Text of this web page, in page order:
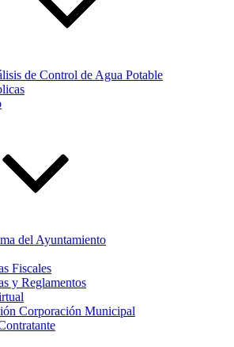
de Control de Agua Potable
del Ayuntamiento
Fiscales
y Reglamentos
Corporación Municipal